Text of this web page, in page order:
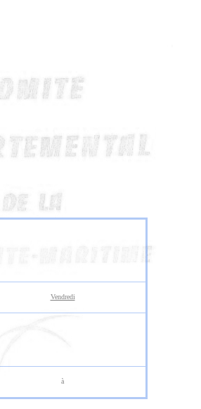
Vendredi
à